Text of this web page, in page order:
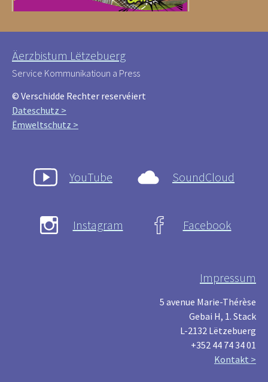
Äerzbistum Lëtzebuerg
Service Kommunikatioun a Press
© Verschidde Rechter reservéiert
Dateschutz >
Ëmweltschutz >
YouTube SoundCloud
Instagram Facebook
Impressum
5 avenue Marie-Thérèse
Gebai H, 1. Stack
L-2132 Lëtzebuerg
+352 44 74 34 01
Kontakt >